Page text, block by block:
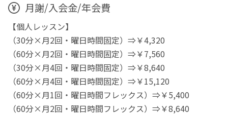
月謝/入会金/年会費
【個人レッスン】
（30分×月2回・曜日時間固定）⇒￥4,320
（60分×月2回・曜日時間固定）⇒￥7,560
（30分×月4回・曜日時間固定）⇒￥8,640
（60分×月4回・曜日時間固定）⇒￥15,120
（60分×月1回・曜日時間フレックス）⇒￥5,400
（60分×月2回・曜日時間フレックス）⇒￥8,640